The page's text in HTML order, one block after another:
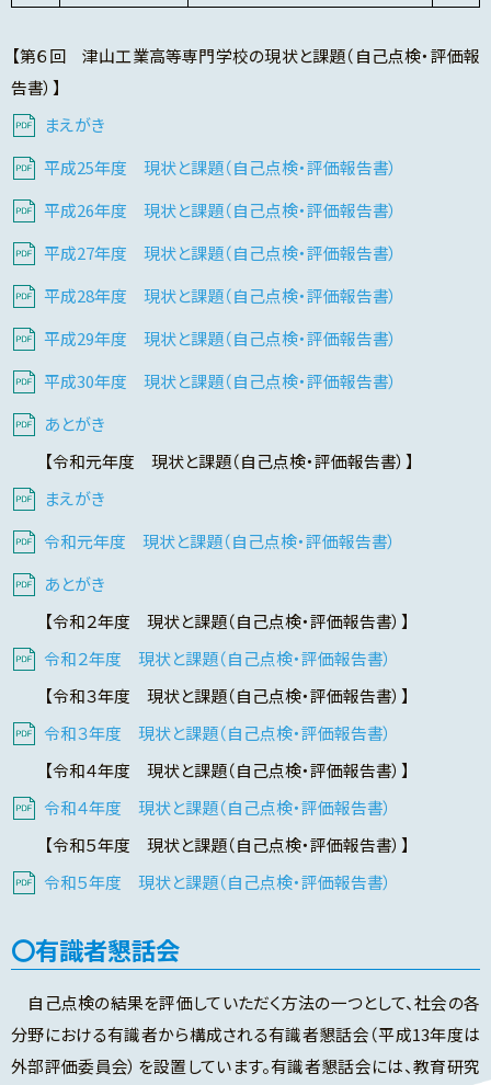
【第６回 津山工業高等専門学校の現状と課題（自己点検・評価報
告書）】
まえがき
平成25年度 現状と課題（自己点検・評価報告書）
平成26年度 現状と課題（自己点検・評価報告書）
平成27年度 現状と課題（自己点検・評価報告書）
平成28年度 現状と課題（自己点検・評価報告書）
平成29年度 現状と課題（自己点検・評価報告書）
平成30年度 現状と課題（自己点検・評価報告書）
あとがき
【令和元年度 現状と課題（自己点検・評価報告書）】
まえがき
令和元年度 現状と課題（自己点検・評価報告書）
あとがき
【令和２年度 現状と課題（自己点検・評価報告書）】
令和２年度 現状と課題（自己点検・評価報告書）
【令和３年度 現状と課題（自己点検・評価報告書）】
令和３年度 現状と課題（自己点検・評価報告書）
【令和４年度 現状と課題（自己点検・評価報告書）】
令和４年度 現状と課題（自己点検・評価報告書）
【令和５年度 現状と課題（自己点検・評価報告書）】
令和５年度 現状と課題（自己点検・評価報告書）
有識者懇話会
自己点検の結果を評価していただく方法の一つとして、社会の各
分野における有識者から構成される有識者懇話会（平成13年度は
外部評価委員会）を設置しています。有識者懇話会には、教育研究